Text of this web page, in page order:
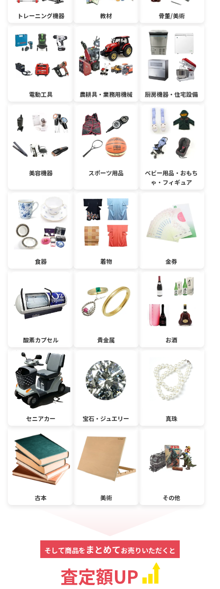
トレーニング機器 教材 骨董/美術
電動工具 農耕具・業務用機械 厨房機器・住宅設備
美容機器 スポーツ用品
ベビー用品・おもち
ゃ・フィギュア
食器 着物 金券
酸素カプセル 貴金属 お酒
セニアカー 宝石・ジュエリー 真珠
古本 美術 その他
そして商品を まとめてお売りいただくと
査定額UP